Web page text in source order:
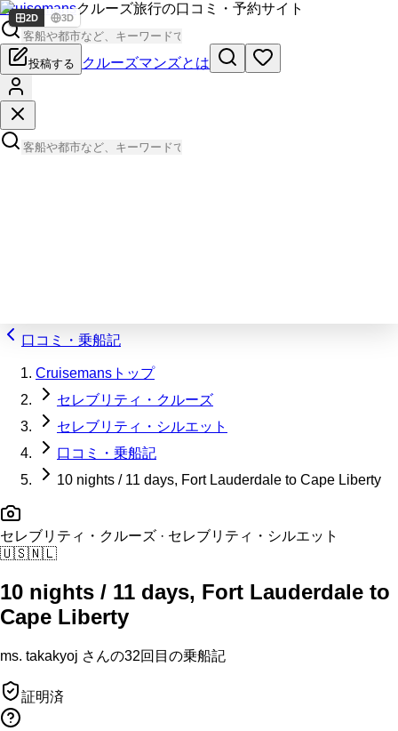
Cruisemansクルーズ旅行の口コミ・予約サイト
投稿する クルーズマンズとは
口コミ・乗船記
Cruisemansトップ
セレブリティ・クルーズ
セレブリティ・シルエット
口コミ・乗船記
10 nights / 11 days, Fort Lauderdale to Cape Liberty
セレブリティ・クルーズ · セレブリティ・シルエット
🇺🇸🇳🇱
10 nights / 11 days, Fort Lauderdale to
Cape Liberty
ms. takakyoj さんの32回目の乗船記
証明済
2D 3D